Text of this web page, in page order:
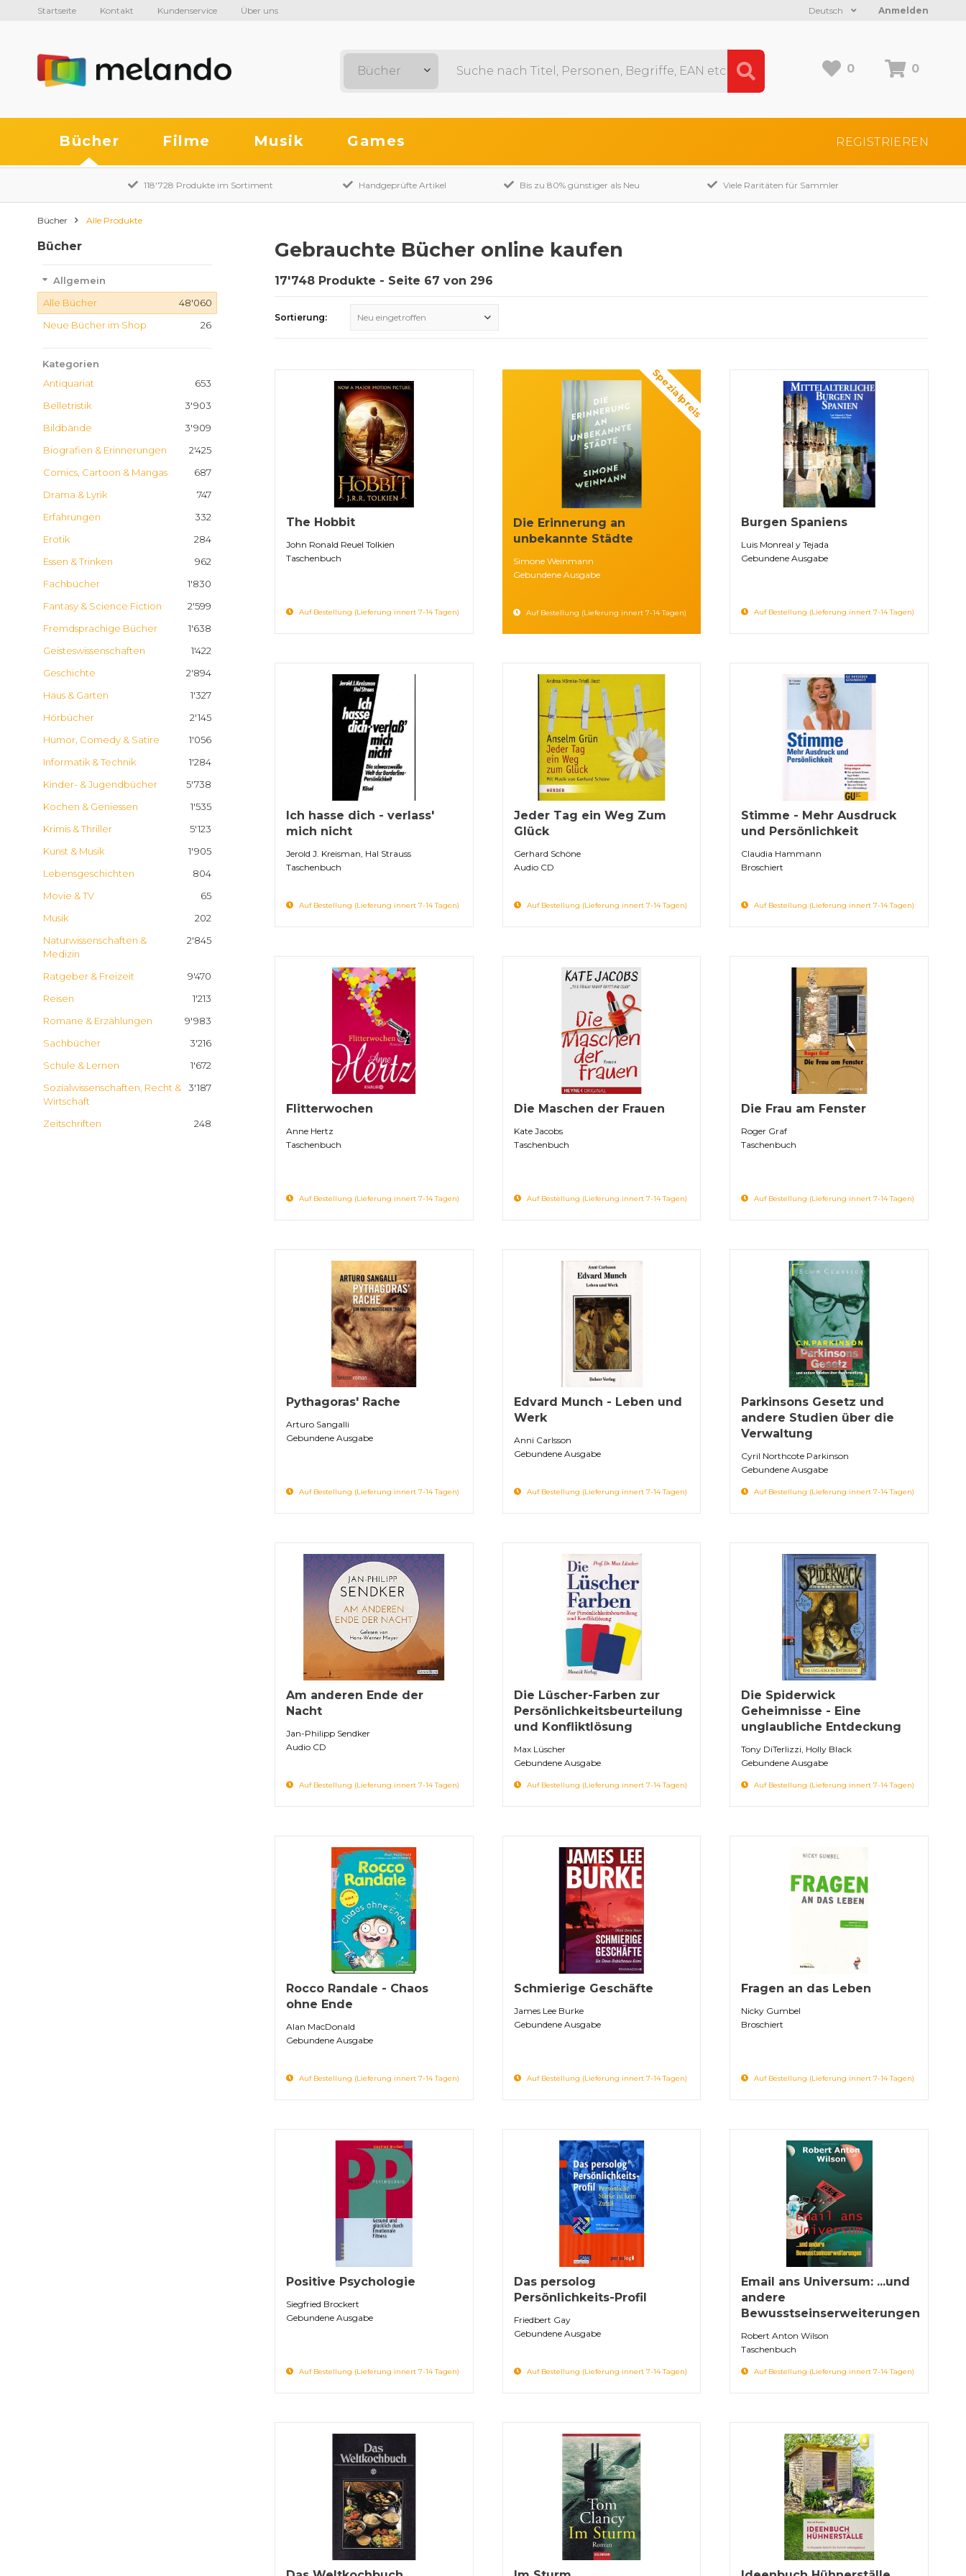
Startseite Kontakt Kundenservice Über uns Anmelden
Deutsch
0 0
Bücher
Bücher Filme Musik Games REGISTRIEREN
118'728 Produkte im Sortiment Handgeprüfte Artikel Bis zu 80% günstiger als Neu Viele Raritäten für Sammler
Bücher Alle Produkte
Bücher
Allgemein
48'060
Alle Bücher
26
Neue Bücher im Shop
Kategorien
653
Antiquariat
3'903
Belletristik
3'909
Bildbände
2'425
Biografien & Erinnerungen
687
Comics, Cartoon & Mangas
747
Drama & Lyrik
332
Erfahrungen
284
Erotik
962
Essen & Trinken
1'830
Fachbücher
2'599
Fantasy & Science Fiction
1'638
Fremdsprachige Bücher
1'422
Geisteswissenschaften
2'894
Geschichte
1'327
Haus & Garten
2'145
Hörbücher
1'056
Humor, Comedy & Satire
1'284
Informatik & Technik
5'738
Kinder- & Jugendbücher
1'535
Kochen & Geniessen
5'123
Krimis & Thriller
1'905
Kunst & Musik
804
Lebensgeschichten
65
Movie & TV
202
Musik
2'845
Naturwissenschaften &
Medizin
9'470
Ratgeber & Freizeit
1'213
Reisen
9'983
Romane & Erzählungen
3'216
Sachbücher
1'672
Schule & Lernen
3'187
Sozialwissenschaften, Recht &
Wirtschaft
248
Zeitschriften
Gebrauchte Bücher online kaufen
17'748 Produkte - Seite 67 von 296
Sortierung: Neu eingetroffen
The Hobbit
John Ronald Reuel Tolkien
Taschenbuch
Auf Bestellung (Lieferung innert 7-14 Tagen)
Spezialpreis
Die Erinnerung an
unbekannte Städte
Simone Weinmann
Gebundene Ausgabe
Auf Bestellung (Lieferung innert 7-14 Tagen)
Burgen Spaniens
Luis Monreal y Tejada
Gebundene Ausgabe
Auf Bestellung (Lieferung innert 7-14 Tagen)
Ich hasse dich - verlass'
mich nicht
Jerold J. Kreisman, Hal Strauss
Taschenbuch
Auf Bestellung (Lieferung innert 7-14 Tagen)
Jeder Tag ein Weg Zum
Glück
Gerhard Schöne
Audio CD
Auf Bestellung (Lieferung innert 7-14 Tagen)
Stimme - Mehr Ausdruck
und Persönlichkeit
Claudia Hammann
Broschiert
Auf Bestellung (Lieferung innert 7-14 Tagen)
Flitterwochen
Anne Hertz
Taschenbuch
Auf Bestellung (Lieferung innert 7-14 Tagen)
Die Maschen der Frauen
Kate Jacobs
Taschenbuch
Auf Bestellung (Lieferung innert 7-14 Tagen)
Die Frau am Fenster
Roger Graf
Taschenbuch
Auf Bestellung (Lieferung innert 7-14 Tagen)
Pythagoras' Rache
Arturo Sangalli
Gebundene Ausgabe
Auf Bestellung (Lieferung innert 7-14 Tagen)
Edvard Munch - Leben und
Werk
Anni Carlsson
Gebundene Ausgabe
Auf Bestellung (Lieferung innert 7-14 Tagen)
Parkinsons Gesetz und
andere Studien über die
Verwaltung
Cyril Northcote Parkinson
Gebundene Ausgabe
Auf Bestellung (Lieferung innert 7-14 Tagen)
Am anderen Ende der
Nacht
Jan-Philipp Sendker
Audio CD
Auf Bestellung (Lieferung innert 7-14 Tagen)
Die Lüscher-Farben zur
Persönlichkeitsbeurteilung
und Konfliktlösung
Max Lüscher
Gebundene Ausgabe
Auf Bestellung (Lieferung innert 7-14 Tagen)
Die Spiderwick
Geheimnisse - Eine
unglaubliche Entdeckung
Tony DiTerlizzi, Holly Black
Gebundene Ausgabe
Auf Bestellung (Lieferung innert 7-14 Tagen)
Rocco Randale - Chaos
ohne Ende
Alan MacDonald
Gebundene Ausgabe
Auf Bestellung (Lieferung innert 7-14 Tagen)
Schmierige Geschäfte
James Lee Burke
Gebundene Ausgabe
Auf Bestellung (Lieferung innert 7-14 Tagen)
Fragen an das Leben
Nicky Gumbel
Broschiert
Auf Bestellung (Lieferung innert 7-14 Tagen)
Positive Psychologie
Siegfried Brockert
Gebundene Ausgabe
Auf Bestellung (Lieferung innert 7-14 Tagen)
Das persolog
Persönlichkeits-Profil
Friedbert Gay
Gebundene Ausgabe
Auf Bestellung (Lieferung innert 7-14 Tagen)
Email ans Universum: ...und
andere
Bewusstseinserweiterungen
Robert Anton Wilson
Taschenbuch
Auf Bestellung (Lieferung innert 7-14 Tagen)